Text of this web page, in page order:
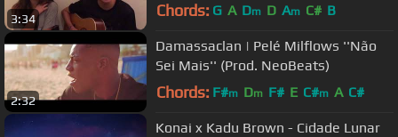
3:34 Chords: G A Dm D Am C# B
2:32
Damassaclan | Pelé Milflows ''Não
Sei Mais'' (Prod. NeoBeats)
Chords: F#m Dm F# E C#m A C#
Konai x Kadu Brown - Cidade Lunar